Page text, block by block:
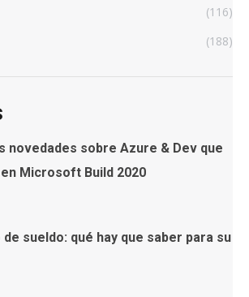
(116)
(188)
novedades sobre Azure & Dev que
Microsoft Build 2020
sueldo: qué hay que saber para su